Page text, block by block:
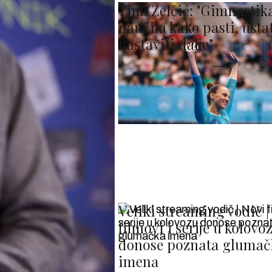
Tina Zelčić:
naučila kako pasti,
nastaviti dalje"
Veliki streaming vodič
filmovi i serije u
donose poznata
imena